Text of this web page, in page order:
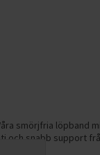
smörjfria löpband
och snabb support